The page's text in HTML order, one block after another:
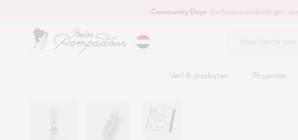
Community Days: Exclusieve aanbiedingen van
Verf & producten Projecten